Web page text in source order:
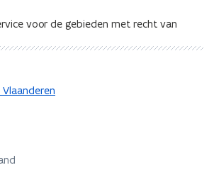
voor de gebieden met recht van